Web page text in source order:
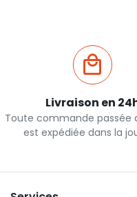
Livraison en
Toute commande passée
est expédiée dans la